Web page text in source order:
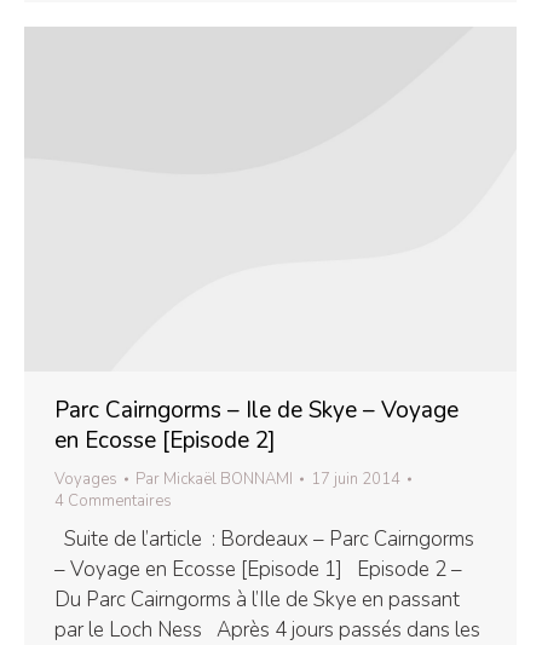
Parc Cairngorms – Ile de Skye – Voyage
en Ecosse [Episode 2]
Voyages Par Mickaël BONNAMI
17 juin 2014
4 Commentaires
Suite de l’article : Bordeaux – Parc Cairngorms
– Voyage en Ecosse [Episode 1] Episode 2 –
Du Parc Cairngorms à l’Ile de Skye en passant
par le Loch Ness Après 4 jours passés dans les